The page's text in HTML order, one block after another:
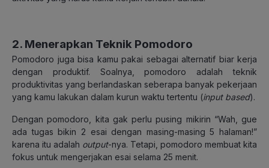
2. Menerapkan Teknik Pomodoro
Pomodoro juga bisa kamu pakai sebagai alternatif biar kerja
dengan produktif. Soalnya, pomodoro adalah teknik
produktivitas yang berlandaskan seberapa banyak pekerjaan
yang kamu lakukan dalam kurun waktu tertentu (input based).
Dengan pomodoro, kita gak perlu pusing mikirin “Wah, gue
ada tugas bikin 2 esai dengan masing-masing 5 halaman!”
karena itu adalah output-nya. Tetapi, pomodoro membuat kita
fokus untuk mengerjakan esai selama 25 menit.